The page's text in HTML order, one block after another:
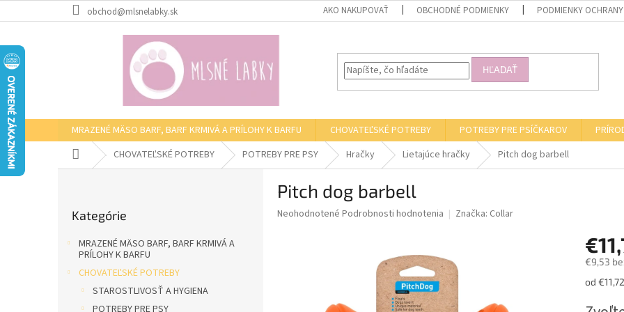
na
obchod@mlsnelabky.sk AKO NAKUPOVAŤ OBCHODNÉ PODMIENKY PODMIENKY OCHRANY
HĽADAŤ
MRAZENÉ MÄSO BARF, BARF KRMIVÁ A PRÍLOHY K BARFU CHOVATEĽSKÉ POTREBY POTREBY PRE PSÍČKAROV
Domov CHOVATEĽSKÉ POTREBY POTREBY PRE PSY Hračky Lietajúce hračky Pitch dog barbell
kategórie
Kategórie
MRAZENÉ MÄSO BARF, BARF KRMIVÁ A
PRÍLOHY K BARFU
CHOVATEĽSKÉ POTREBY
STAROSTLIVOSŤ A HYGIENA
POTREBY PRE PSY
Pitch dog barbell
Priemerné
Neohodnotené Podrobnosti hodnotenia Značka: Collar
€9,53
od